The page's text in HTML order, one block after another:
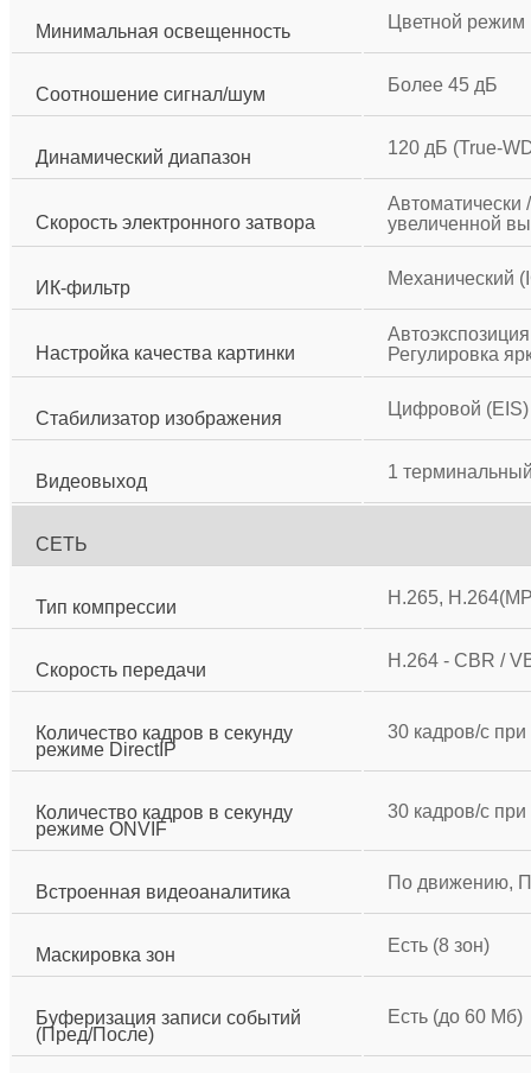
Минимальная освещенность Цветной режим
Соотношение сигнал/шум Более 45 дБ
Динамический диапазон 120 дБ (True-
Скорость электронного затвора
увеличенной
ИК-фильтр Механический
Настройка качества картинки
Регулировка
Стабилизатор изображения Цифровой (EIS)
Видеовыход 1
СЕТЬ
Тип компрессии H.265,
Скорость передачи H.264 - CBR /
Количество кадров в секунду
режиме DirectIP
30 кадров/с
Количество кадров в секунду
режиме ONVIF
30 кадров/c
Встроенная видеоаналитика По движению,
Маскировка зон Есть (8 зон)
Буферизация записи событий
(Пред/После)
Есть (до 60 Мб)